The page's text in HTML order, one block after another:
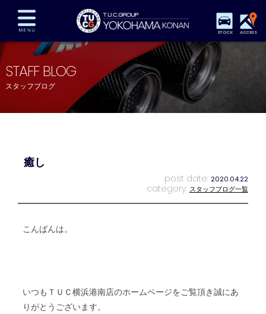
STOCK ACCESS
在庫車両情報 保証&サービス パーツリスト
TUCとは？ 店舗情報 アクセスマップ
全国納車 特別作業 注文販売
STAFF BLOG
スタッフブログ
癒し
post date: 2020.04.22
category: スタッフブログ一覧
こんばんは。
いつもＴＵＣ横浜港南店のホームページをご覧頂き誠にあ
りがとうございます。